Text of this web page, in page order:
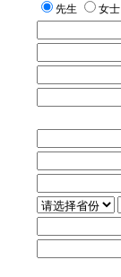
先生
女士